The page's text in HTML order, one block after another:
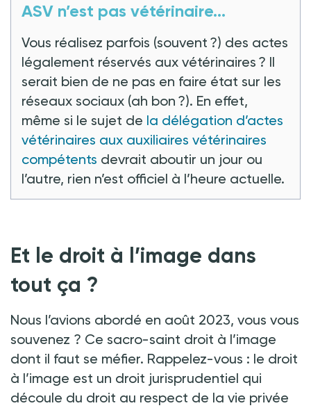
ASV n’est pas vétérinaire...
Vous réalisez parfois (souvent ?) des actes
légalement réservés aux vétérinaires ? Il
serait bien de ne pas en faire état sur les
réseaux sociaux (ah bon ?). En effet,
même si le sujet de la délégation d’actes
vétérinaires aux auxiliaires vétérinaires
compétents devrait aboutir un jour ou
l’autre, rien n’est officiel à l’heure actuelle.
Et le droit à l’image dans
tout ça ?
Nous l’avions abordé en août 2023, vous vous
souvenez ? Ce sacro-saint droit à l’image
dont il faut se méfier. Rappelez-vous : le droit
à l’image est un droit jurisprudentiel qui
découle du droit au respect de la vie privée